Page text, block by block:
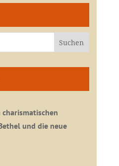
charismatischen
und die neue